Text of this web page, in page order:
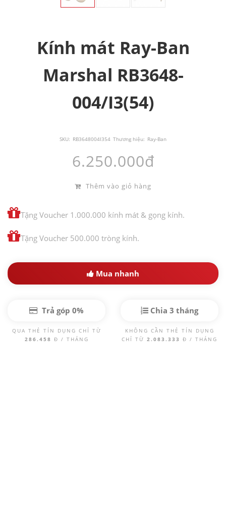
Kính mát Ray-Ban
Marshal RB3648-
004/I3(54)
SKU: RB3648004I354 Thương hiệu: Ray-Ban
6.250.000đ
Thêm vào giỏ hàng
Tặng Voucher 1.000.000 kính mát & gọng kính.
Tặng Voucher 500.000 tròng kính.
Mua nhanh
Trả góp 0%
QUA THẺ TÍN DỤNG CHỈ TỪ
286.458 Đ / THÁNG
Chia 3 tháng
KHÔNG CẦN THẺ TÍN DỤNG
CHỈ TỪ 2.083.333 Đ / THÁNG